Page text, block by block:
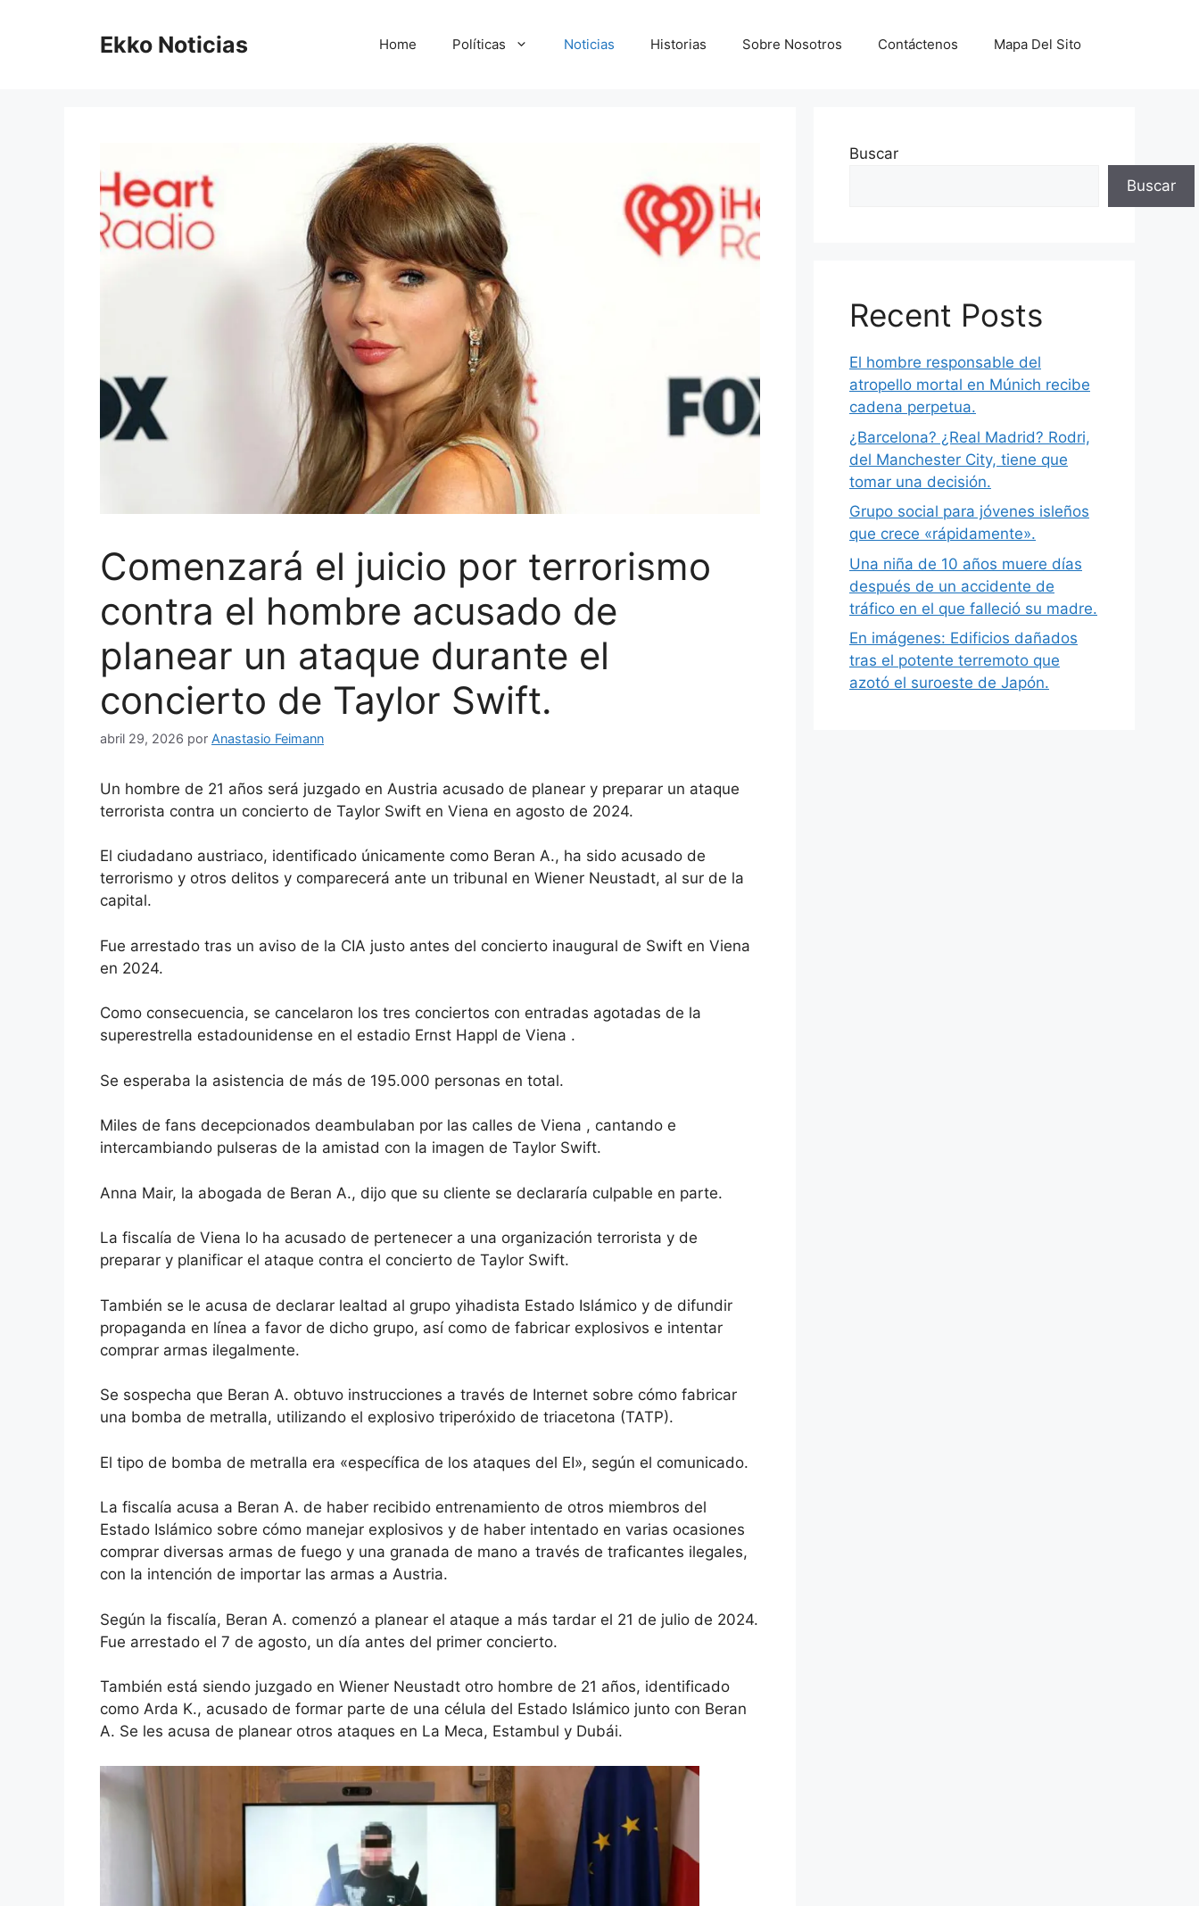
Ekko Noticias Home Políticas Noticias Historias Sobre Nosotros Contáctenos Mapa Del Sito
Comenzará el juicio por terrorismo
contra el hombre acusado de
planear un ataque durante el
concierto de Taylor Swift.
abril 29, 2026 por Anastasio Feimann
Un hombre de 21 años será juzgado en Austria acusado de planear y preparar un ataque
terrorista contra un concierto de Taylor Swift en Viena en agosto de 2024.
El ciudadano austriaco, identificado únicamente como Beran A., ha sido acusado de
terrorismo y otros delitos y comparecerá ante un tribunal en Wiener Neustadt, al sur de la
capital.
Fue arrestado tras un aviso de la CIA justo antes del concierto inaugural de Swift en Viena
en 2024.
Como consecuencia, se cancelaron los tres conciertos con entradas agotadas de la
superestrella estadounidense en el estadio Ernst Happl de Viena .
Se esperaba la asistencia de más de 195.000 personas en total.
Miles de fans decepcionados deambulaban por las calles de Viena , cantando e
intercambiando pulseras de la amistad con la imagen de Taylor Swift.
Anna Mair, la abogada de Beran A., dijo que su cliente se declararía culpable en parte.
La fiscalía de Viena lo ha acusado de pertenecer a una organización terrorista y de
preparar y planificar el ataque contra el concierto de Taylor Swift.
También se le acusa de declarar lealtad al grupo yihadista Estado Islámico y de difundir
propaganda en línea a favor de dicho grupo, así como de fabricar explosivos e intentar
comprar armas ilegalmente.
Se sospecha que Beran A. obtuvo instrucciones a través de Internet sobre cómo fabricar
una bomba de metralla, utilizando el explosivo triperóxido de triacetona (TATP).
El tipo de bomba de metralla era «específica de los ataques del EI», según el comunicado.
La fiscalía acusa a Beran A. de haber recibido entrenamiento de otros miembros del
Estado Islámico sobre cómo manejar explosivos y de haber intentado en varias ocasiones
comprar diversas armas de fuego y una granada de mano a través de traficantes ilegales,
con la intención de importar las armas a Austria.
Según la fiscalía, Beran A. comenzó a planear el ataque a más tardar el 21 de julio de 2024.
Fue arrestado el 7 de agosto, un día antes del primer concierto.
También está siendo juzgado en Wiener Neustadt otro hombre de 21 años, identificado
como Arda K., acusado de formar parte de una célula del Estado Islámico junto con Beran
A. Se les acusa de planear otros ataques en La Meca, Estambul y Dubái.
Buscar
Buscar
Recent Posts
El hombre responsable del
atropello mortal en Múnich recibe
cadena perpetua.
¿Barcelona? ¿Real Madrid? Rodri,
del Manchester City, tiene que
tomar una decisión.
Grupo social para jóvenes isleños
que crece «rápidamente».
Una niña de 10 años muere días
después de un accidente de
tráfico en el que falleció su madre.
En imágenes: Edificios dañados
tras el potente terremoto que
azotó el suroeste de Japón.